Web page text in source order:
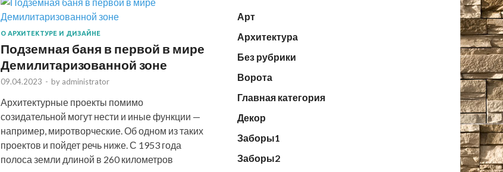
О АРХИТЕКТУРЕ И ДИЗАЙНЕ
Подземная баня в первой в мире
Демилитаризованной зоне
09.04.2023 - by administrator
Архитектурные проекты помимо
созидательной могут нести и иные функции —
например, миротворческие. Об одном из таких
проектов и пойдет речь ниже. С 1953 года
полоса земли длиной в 260 километров
Арт
Архитектура
Без рубрики
Ворота
Главная категория
Декор
Заборы1
Заборы2